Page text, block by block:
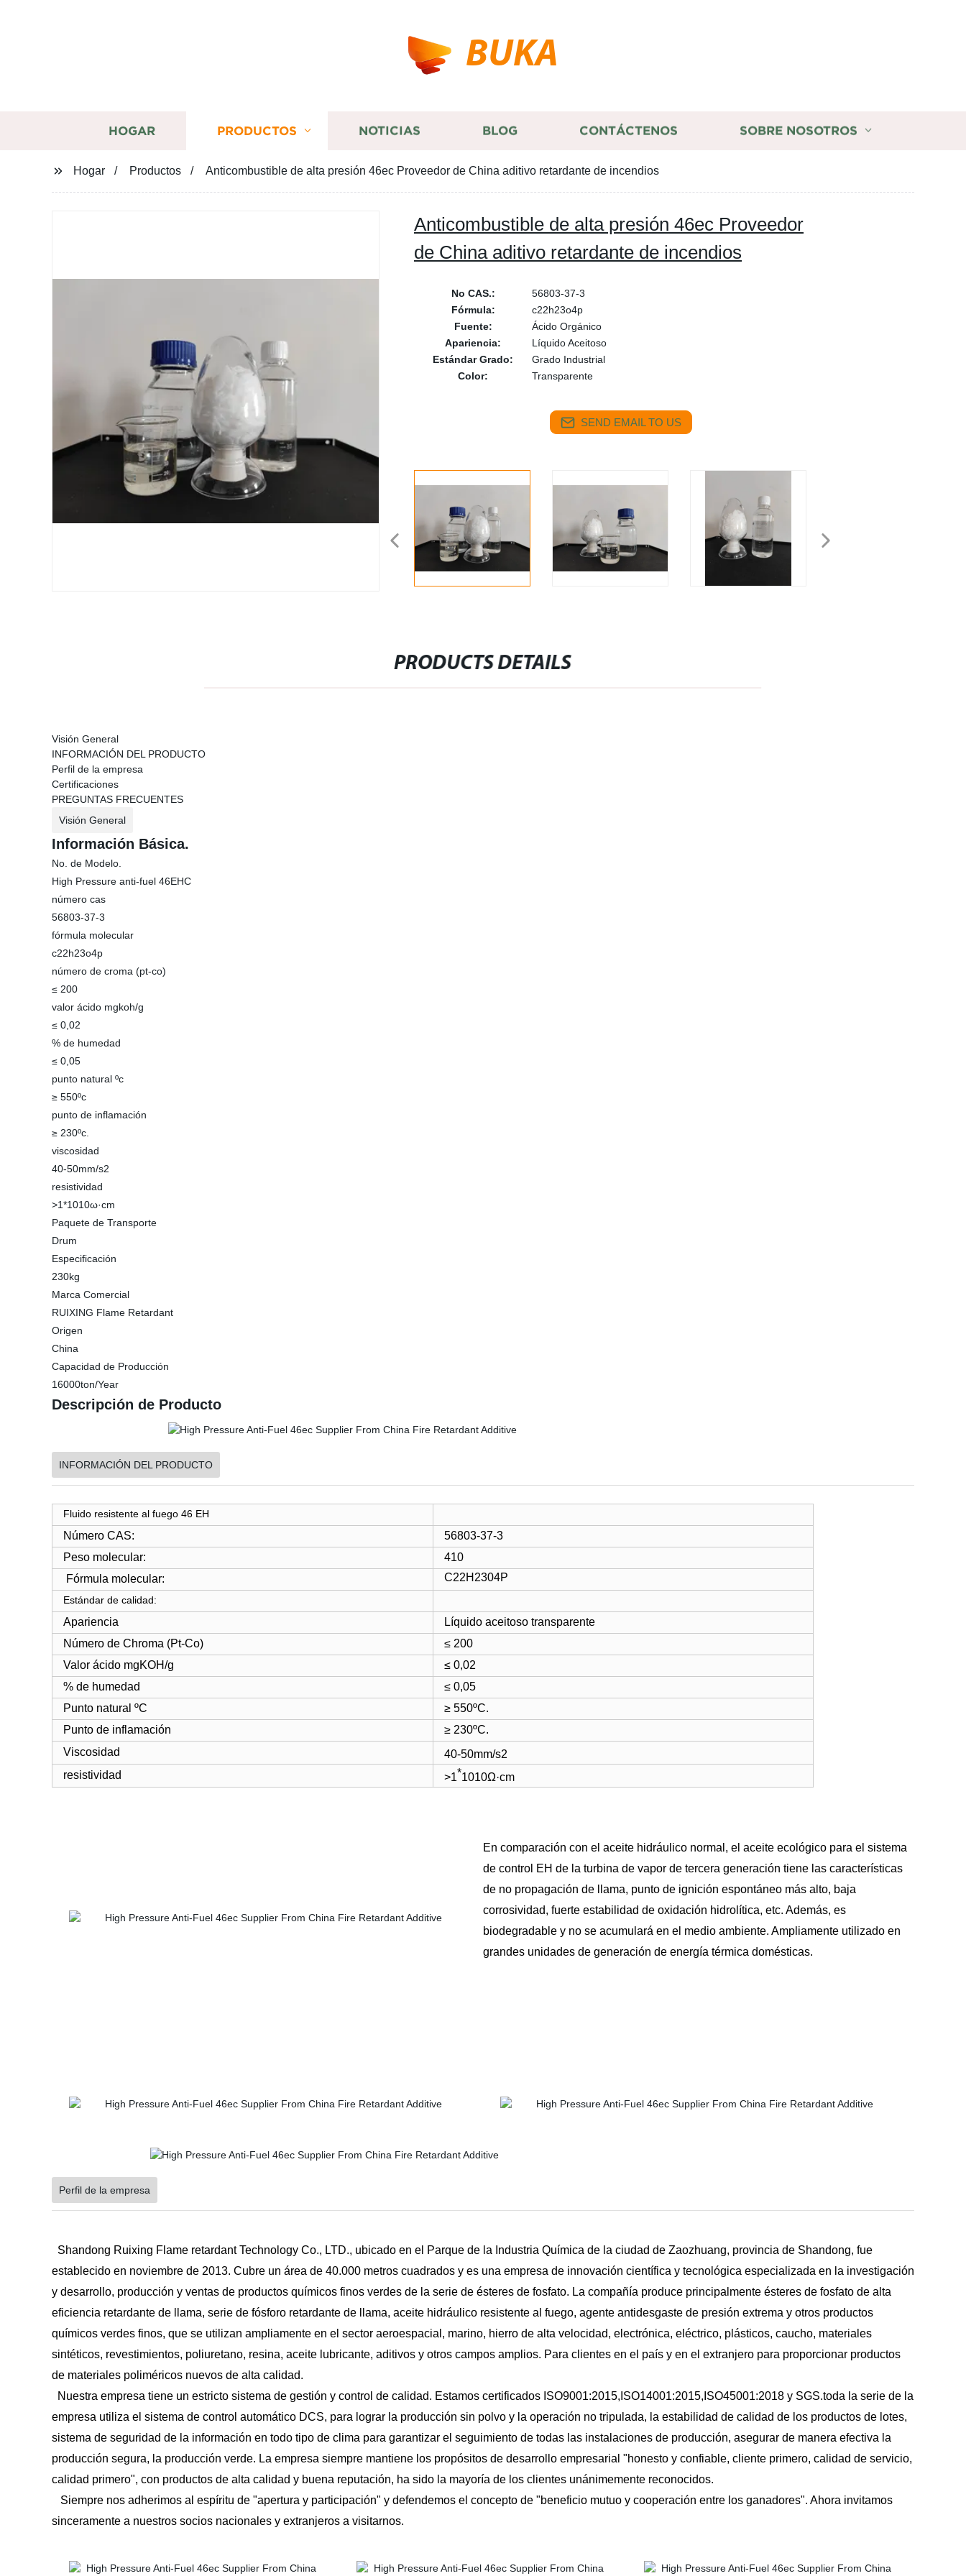
BUKA
HOGAR PRODUCTOS NOTICIAS BLOG CONTÁCTENOS SOBRE NOSOTROS
Hogar Productos Anticombustible de alta presión 46ec Proveedor de China aditivo retardante de incendios
Anticombustible de alta presión 46ec Proveedor
de China aditivo retardante de incendios
No CAS.:
56803-37-3
Fórmula:
c22h23o4p
Fuente:
Ácido Orgánico
Apariencia:
Líquido Aceitoso
Estándar Grado:
Grado Industrial
Color:
Transparente
SEND EMAIL TO US
PRODUCTS DETAILS
Visión General
INFORMACIÓN DEL PRODUCTO
Perfil de la empresa
Certificaciones
PREGUNTAS FRECUENTES
Visión General
Información Básica.
No. de Modelo.
High Pressure anti-fuel 46EHC
número cas
56803-37-3
fórmula molecular
c22h23o4p
número de croma (pt-co)
≤ 200
valor ácido mgkoh/g
≤ 0,02
% de humedad
≤ 0,05
punto natural ºc
≥ 550ºc
punto de inflamación
≥ 230ºc.
viscosidad
40-50mm/s2
resistividad
>1*1010ω·cm
Paquete de Transporte
Drum
Especificación
230kg
Marca Comercial
RUIXING Flame Retardant
Origen
China
Capacidad de Producción
16000ton/Year
Descripción de Producto
INFORMACIÓN DEL PRODUCTO
Fluido resistente al fuego 46 EH
Número CAS:
56803-37-3
Peso molecular:
410
Fórmula molecular:
C22H2304P
Estándar de calidad:
Apariencia
Líquido aceitoso transparente
Número de Chroma (Pt-Co)
≤ 200
Valor ácido mgKOH/g
≤ 0,02
% de humedad
≤ 0,05
Punto natural ºC
≥ 550ºC.
Punto de inflamación
≥ 230ºC.
Viscosidad
40-50mm/s2
resistividad
>1*1010Ω·cm
En comparación con el aceite hidráulico normal, el aceite ecológico para el sistema
de control EH de la turbina de vapor de tercera generación tiene las características
de no propagación de llama, punto de ignición espontáneo más alto, baja
corrosividad, fuerte estabilidad de oxidación hidrolítica, etc. Además, es
biodegradable y no se acumulará en el medio ambiente. Ampliamente utilizado en
grandes unidades de generación de energía térmica domésticas.
Perfil de la empresa
Shandong Ruixing Flame retardant Technology Co., LTD., ubicado en el Parque de la Industria Química de la ciudad de Zaozhuang, provincia de Shandong, fue
establecido en noviembre de 2013. Cubre un área de 40.000 metros cuadrados y es una empresa de innovación científica y tecnológica especializada en la investigación
y desarrollo, producción y ventas de productos químicos finos verdes de la serie de ésteres de fosfato. La compañía produce principalmente ésteres de fosfato de alta
eficiencia retardante de llama, serie de fósforo retardante de llama, aceite hidráulico resistente al fuego, agente antidesgaste de presión extrema y otros productos
químicos verdes finos, que se utilizan ampliamente en el sector aeroespacial, marino, hierro de alta velocidad, electrónica, eléctrico, plásticos, caucho, materiales
sintéticos, revestimientos, poliuretano, resina, aceite lubricante, aditivos y otros campos amplios. Para clientes en el país y en el extranjero para proporcionar productos
de materiales poliméricos nuevos de alta calidad.
Nuestra empresa tiene un estricto sistema de gestión y control de calidad. Estamos certificados ISO9001:2015,ISO14001:2015,ISO45001:2018 y SGS.toda la serie de la
empresa utiliza el sistema de control automático DCS, para lograr la producción sin polvo y la operación no tripulada, la estabilidad de calidad de los productos de lotes,
sistema de seguridad de la información en todo tipo de clima para garantizar el seguimiento de todas las instalaciones de producción, asegurar de manera efectiva la
producción segura, la producción verde. La empresa siempre mantiene los propósitos de desarrollo empresarial "honesto y confiable, cliente primero, calidad de servicio,
calidad primero", con productos de alta calidad y buena reputación, ha sido la mayoría de los clientes unánimemente reconocidos.
Siempre nos adherimos al espíritu de "apertura y participación" y defendemos el concepto de "beneficio mutuo y cooperación entre los ganadores". Ahora invitamos
sinceramente a nuestros socios nacionales y extranjeros a visitarnos.